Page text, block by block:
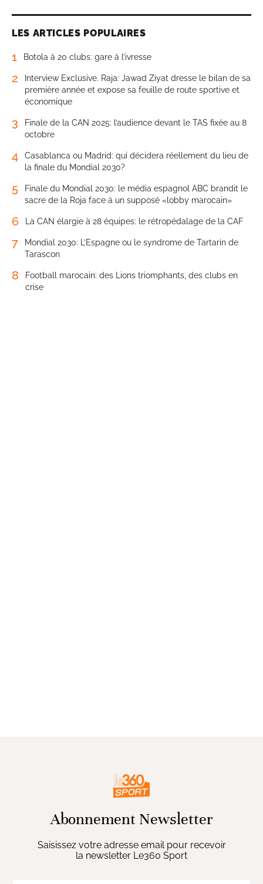
LES ARTICLES POPULAIRES
1 Botola à 20 clubs: gare à l’ivresse
2
Interview Exclusive. Raja: Jawad Ziyat dresse le bilan de sa
première année et expose sa feuille de route sportive et
économique
3
Finale de la CAN 2025: l’audience devant le TAS fixée au 8
octobre
4
Casablanca ou Madrid: qui décidera réellement du lieu de
la finale du Mondial 2030?
5
Finale du Mondial 2030: le média espagnol ABC brandit le
sacre de la Roja face à un supposé «lobby marocain»
6 La CAN élargie à 28 équipes: le rétropédalage de la CAF
7
Mondial 2030: L’Espagne ou le syndrome de Tartarin de
Tarascon
8
Football marocain: des Lions triomphants, des clubs en
crise
Abonnement Newsletter
Saisissez votre adresse email pour recevoir
la newsletter Le360 Sport